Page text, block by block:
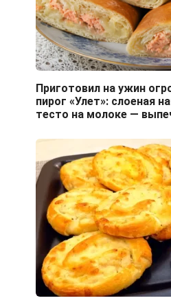
Приготовил на ужин
пирог «Улет»: слоеная
тесто на молоке —